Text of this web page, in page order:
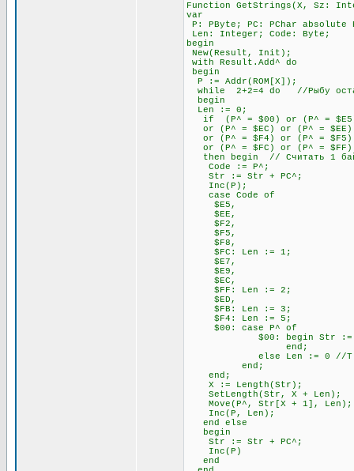
Function GetStrings(X, Sz:
var
P: PByte; PC: PChar absolute
Len: Integer; Code: Byte;
begin
New(Result, Init);
with Result.Add^ do
begin
P := Addr(ROM[X]);
while 2+2=4 do //Рыбу
begin
Len := 0;
if (P^ = $00) or (P^ = $E5)
or (P^ = $EC) or (P^ = $EE)
or (P^ = $F4) or (P^ = $F5)
or (P^ = $FC) or (P^ = $FF)
then begin // Считать 1
Code := P^;
Str := Str + PC^;
Inc(P);
case Code of
$E5,
$EE,
$F2,
$F5,
$F8,
$FC: Len := 1;
$E7,
$E9,
$EC,
$FF: Len := 2;
$ED,
$FB: Len := 3;
$F4: Len := 5;
$00: case P^ of
$00: begin Str := Str +
end;
else Len := 0 //Т.к. 00,
end;
end;
X := Length(Str);
SetLength(Str, X + Len);
Move(P^, Str[X + 1], Len);
Inc(P, Len);
end else
begin
Str := Str + PC^;
Inc(P)
end